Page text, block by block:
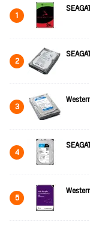
1
2
3
4
5